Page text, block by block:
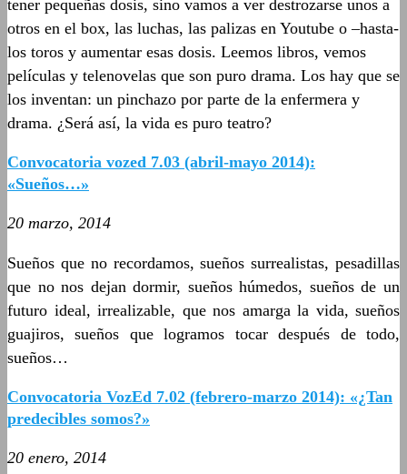
tener pequeñas dosis, sino vamos a ver destrozarse unos a
otros en el box, las luchas, las palizas en Youtube o –hasta-
los toros y aumentar esas dosis. Leemos libros, vemos
películas y telenovelas que son puro drama. Los hay que se
los inventan: un pinchazo por parte de la enfermera y
drama. ¿Será así, la vida es puro teatro?
Convocatoria vozed 7.03 (abril-mayo 2014):
«Sueños…»
20 marzo, 2014
Sueños que no recordamos, sueños surrealistas, pesadillas
que no nos dejan dormir, sueños húmedos, sueños de un
futuro ideal, irrealizable, que nos amarga la vida, sueños
guajiros, sueños que logramos tocar después de todo,
sueños…
Convocatoria VozEd 7.02 (febrero-marzo 2014): «¿Tan
predecibles somos?»
20 enero, 2014